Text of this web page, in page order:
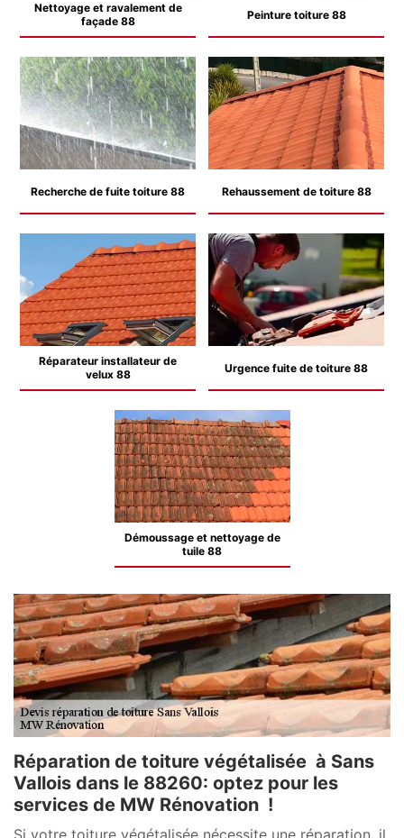
Nettoyage et ravalement de
façade 88
Peinture toiture 88
Recherche de fuite toiture 88 Rehaussement de toiture 88
Réparateur installateur de
velux 88
Urgence fuite de toiture 88
Démoussage et nettoyage de
tuile 88
Réparation de toiture végétalisée à Sans
Vallois dans le 88260: optez pour les
services de MW Rénovation !
Si votre toiture végétalisée nécessite une réparation, il